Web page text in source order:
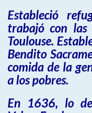
Estableció
trabajó con
Toulouse.
Bendito
comida de la
a los pobres.
En 1636, lo